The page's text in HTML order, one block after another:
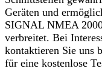
Geräten und
SIGNAL NMEA
verbreitet. Bei
kontaktieren Sie uns
für eine kostenlose